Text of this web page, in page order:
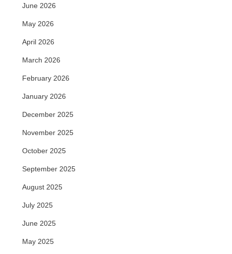
June 2026
May 2026
April 2026
March 2026
February 2026
January 2026
December 2025
November 2025
October 2025
September 2025
August 2025
July 2025
June 2025
May 2025